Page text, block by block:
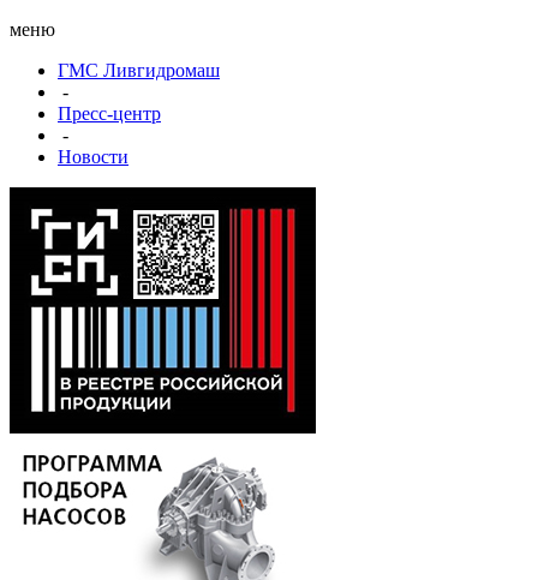
меню
ГМС Ливгидромаш
-
Пресс-центр
-
Новости